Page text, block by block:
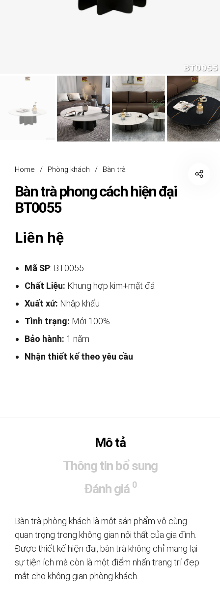
Home / Phòng khách / Bàn trà
Bàn trà phong cách hiện đại
BT0055
Liên hệ
Mã SP: BT0055
Chất Liệu: Khung hợp kim+mặt đá
Xuất xứ: Nhập khẩu
Tình trạng: Mới 100%
Bảo hành: 1 năm
Nhận thiết kế theo yêu cầu
Mô tả
Thông tin bổ sung
Đánh giá 0
Bàn trà phòng khách là một sản phẩm vô cùng
quan trọng trong không gian nội thất của gia đình.
Được thiết kế hiện đại, bàn trà không chỉ mang lại
sự tiện ích mà còn là một điểm nhấn trang trí đẹp
mắt cho không gian phòng khách.